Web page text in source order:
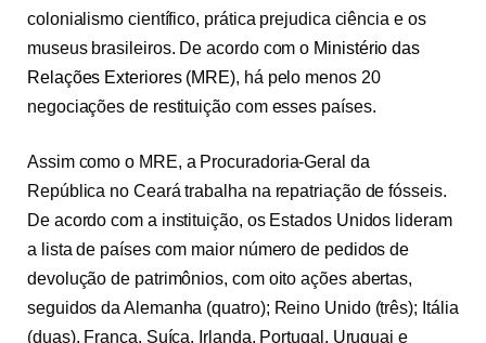
colonialismo científico, prática prejudica ciência e os
museus brasileiros. De acordo com o Ministério das
Relações Exteriores (MRE), há pelo menos 20
negociações de restituição com esses países.
Assim como o MRE, a Procuradoria-Geral da
República no Ceará trabalha na repatriação de fósseis.
De acordo com a instituição, os Estados Unidos lideram
a lista de países com maior número de pedidos de
devolução de patrimônios, com oito ações abertas,
seguidos da Alemanha (quatro); Reino Unido (três); Itália
(duas), França, Suíça, Irlanda, Portugal, Uruguai e